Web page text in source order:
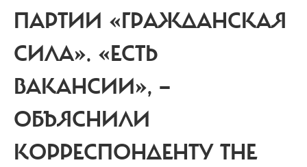
ПАРТИИ «ГРАЖДАНСКАЯ
СИЛА». «ЕСТЬ
ВАКАНСИИ», —
ОБЪЯСНИЛИ
КОРРЕСПОНДЕНТУ THE